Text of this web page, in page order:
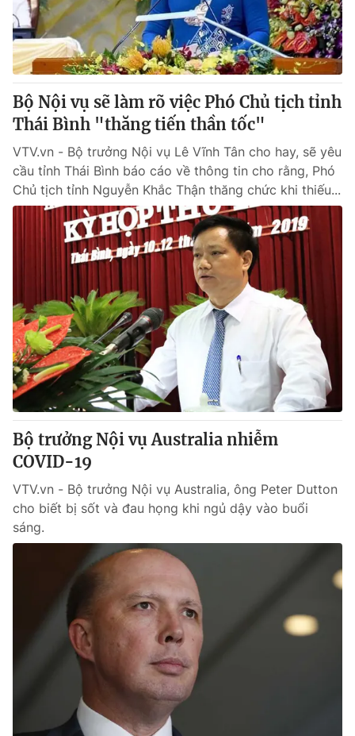
Bộ Nội vụ sẽ làm rõ việc Phó Chủ tịch tỉnh
Thái Bình "thăng tiến thần tốc"
VTV.vn - Bộ trưởng Nội vụ Lê Vĩnh Tân cho hay, sẽ yêu
cầu tỉnh Thái Bình báo cáo về thông tin cho rằng, Phó
Chủ tịch tỉnh Nguyễn Khắc Thận thăng chức khi thiếu...
Bộ trưởng Nội vụ Australia nhiễm
COVID-19
VTV.vn - Bộ trưởng Nội vụ Australia, ông Peter Dutton
cho biết bị sốt và đau họng khi ngủ dậy vào buổi
sáng.